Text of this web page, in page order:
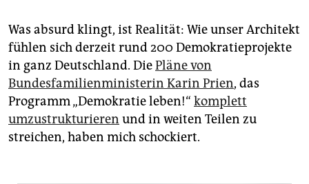
Was absurd klingt, ist Realität: Wie unser Architekt
fühlen sich derzeit rund 200 Demokratieprojekte
in ganz Deutschland. DiePläne von
Bundesfamilienministerin Karin Prien, das
Programm „Demokratie leben!“ komplett
umzustrukturieren und in weiten Teilen zu
streichen, haben mich schockiert.